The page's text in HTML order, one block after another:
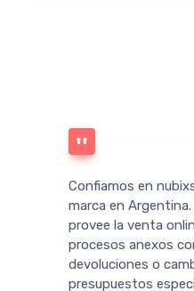
Confiamos en
marca en
provee la venta
procesos anexos
devoluciones o
presupuestos